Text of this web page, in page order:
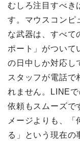
むしろ注目すべき
す。マウスコンピ
な武器は、すべて
ポート」がついて
の日中しか対応し
スタッフが電話で
れません。LINE
依頼もスムーズで
メージよりも、
る」という現在の